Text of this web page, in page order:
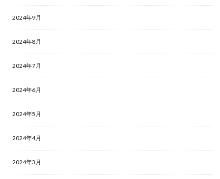
2024年9月
2024年8月
2024年7月
2024年6月
2024年5月
2024年4月
2024年3月